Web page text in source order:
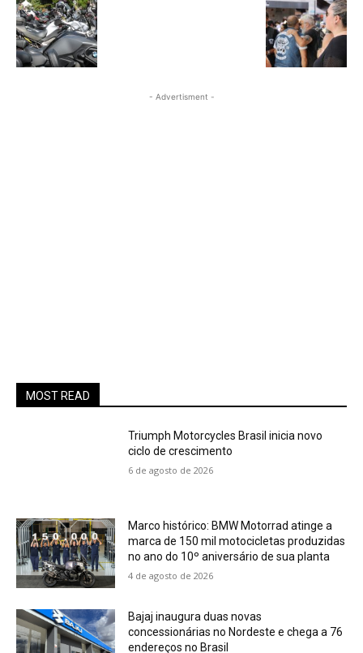
- Advertisment -
MOST READ
Triumph Motorcycles Brasil inicia novo
ciclo de crescimento
6 de agosto de 2026
Marco histórico: BMW Motorrad atinge a
marca de 150 mil motocicletas produzidas
no ano do 10º aniversário de sua planta
4 de agosto de 2026
Bajaj inaugura duas novas
concessionárias no Nordeste e chega a 76
endereços no Brasil